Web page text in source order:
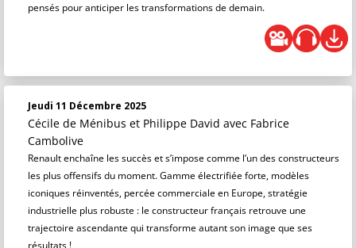
pensés pour anticiper les transformations de demain.
Jeudi 11 Décembre 2025
Cécile de Ménibus et Philippe David avec Fabrice
Cambolive
Renault enchaîne les succès et s’impose comme l’un des constructeurs
les plus offensifs du moment. Gamme électrifiée forte, modèles
iconiques réinventés, percée commerciale en Europe, stratégie
industrielle plus robuste : le constructeur français retrouve une
trajectoire ascendante qui transforme autant son image que ses